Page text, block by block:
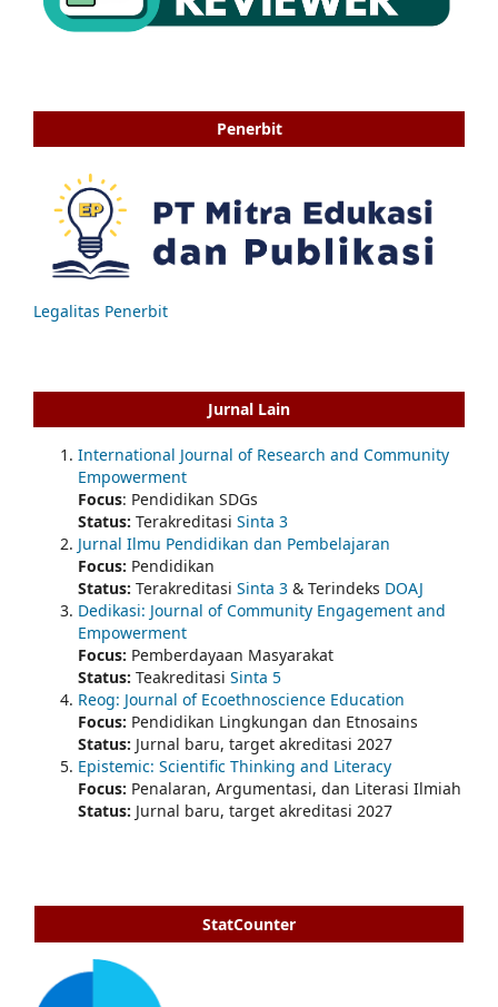
Penerbit
Legalitas Penerbit
Jurnal Lain
International Journal of Research and Community
Empowerment
Focus: Pendidikan SDGs
Status: Terakreditasi Sinta 3
Jurnal Ilmu Pendidikan dan Pembelajaran
Focus: Pendidikan
Status: Terakreditasi Sinta 3 & Terindeks DOAJ
Dedikasi: Journal of Community Engagement and
Empowerment
Focus: Pemberdayaan Masyarakat
Status: Teakreditasi Sinta 5
Reog: Journal of Ecoethnoscience Education
Focus: Pendidikan Lingkungan dan Etnosains
Status: Jurnal baru, target akreditasi 2027
Epistemic: Scientific Thinking and Literacy
Focus: Penalaran, Argumentasi, dan Literasi Ilmiah
Status: Jurnal baru, target akreditasi 2027
StatCounter